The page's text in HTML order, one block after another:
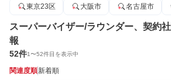
東京23区
大阪市 名古屋市
スーパーバイザー/ラウンダー、契約
報
52件1〜52件目を表示中
関連度順新着順